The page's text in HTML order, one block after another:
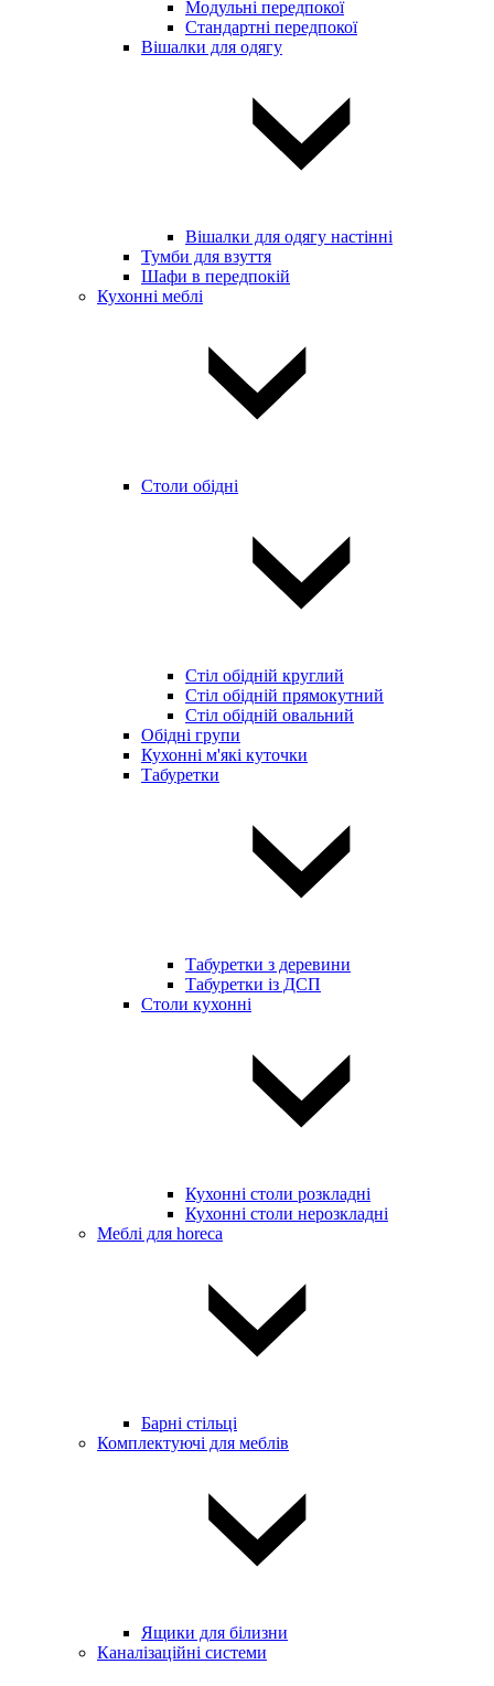
Модульні передпокої
Стандартні передпокої
Вішалки для одягу
Вішалки для одягу настінні
Тумби для взуття
Шафи в передпокій
Кухонні меблі
Столи обідні
Стіл обідній круглий
Стіл обідній прямокутний
Стіл обідній овальний
Обідні групи
Кухонні м'які куточки
Табуретки
Табуретки з деревини
Табуретки із ДСП
Столи кухонні
Кухонні столи розкладні
Кухонні столи нерозкладні
Меблі для horeca
Барні стільці
Комплектуючі для меблів
Ящики для білизни
Каналізаційні системи